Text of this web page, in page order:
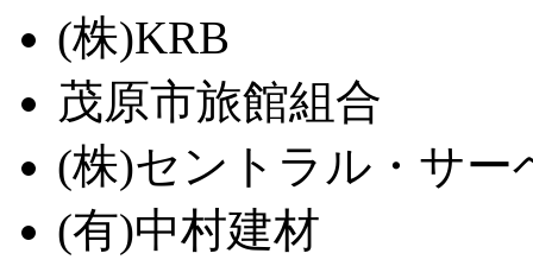
(株)KRB
茂原市旅館組合
(株)セントラル・サー
(有)中村建材